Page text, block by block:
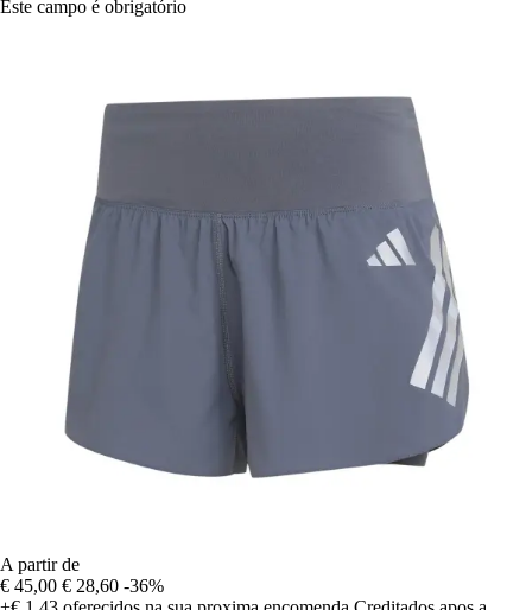
Este campo é obrigatório
A partir de
€ 45,00 € 28,60 -36%